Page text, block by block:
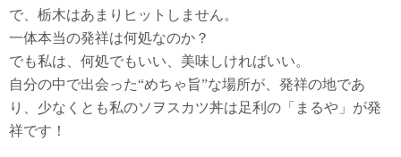
で、栃木はあまりヒットしません。
一体本当の発祥は何処なのか？
でも私は、何処でもいい、美味しければいい。
自分の中で出会った“めちゃ旨”な場所が、発祥の地であ
り、少なくとも私のソヲスカツ丼は足利の「まるや」が発
祥です！